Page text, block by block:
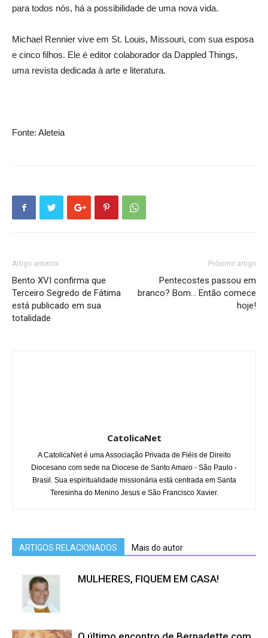
para todos nós, há a possibilidade de uma nova vida.
Michael Rennier vive em St. Louis, Missouri, com sua esposa
e cinco filhos. Ele é editor colaborador da Dappled Things,
uma revista dedicada à arte e literatura.
Fonte: Aleteia
Artigo anterior
Bento XVI confirma que
Terceiro Segredo de Fátima
está publicado em sua
totalidade
Próximo artigo
Pentecostes passou em
branco? Bom… Então comece
hoje!
CatolicaNet
A CatolicaNet é uma Associação Privada de Fiéis de Direito
Diocesano com sede na Diocese de Santo Amaro - São Paulo -
Brasil. Sua espiritualidade missionária está centrada em Santa
Teresinha do Menino Jesus e São Francisco Xavier.
ARTIGOS RELACIONADOS Mais do autor
MULHERES, FIQUEM EM CASA!